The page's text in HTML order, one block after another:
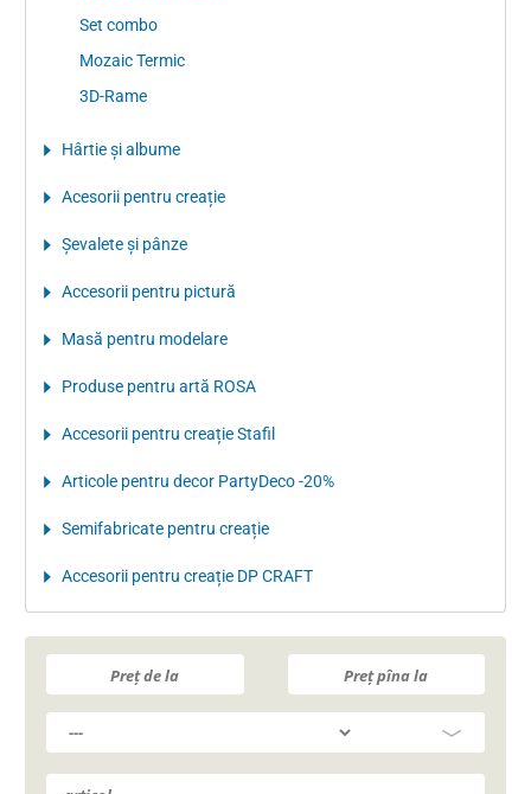
Set combo
Mozaic Termic
3D-Rame
Hârtie şi albume
Acesorii pentru creație
Şevalete şi pânze
Accesorii pentru pictură
Masă pentru modelare
Produse pentru artă ROSA
Accesorii pentru creație Stafil
Articole pentru decor PartyDeco -20%
Semifabricate pentru creație
Accesorii pentru creație DP CRAFT